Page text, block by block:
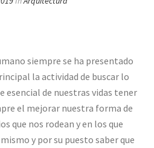
siempre se ha presentado
la actividad de buscar lo
de nuestras vidas tener
el mejorar nuestra forma de
que nos rodean y en los que
y por su puesto saber que